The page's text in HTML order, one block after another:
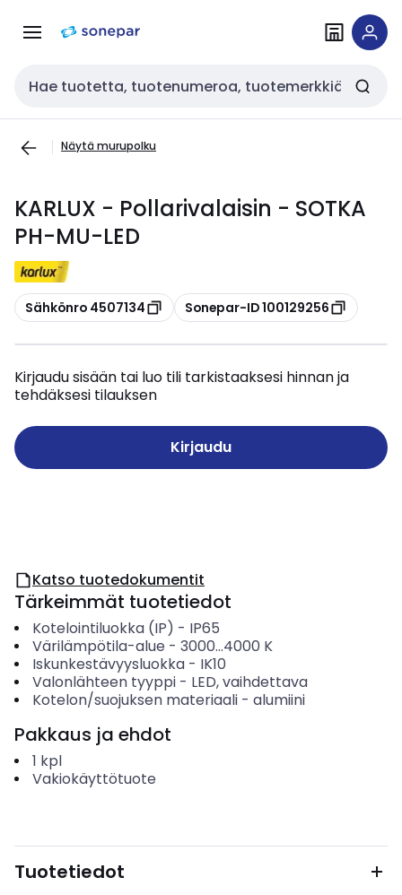
navigointiinsisältöön
Haku
Näytä murupolku
KARLUX - Pollarivalaisin - SOTKA
PH-MU-LED
Kopioi
Sähkönro 4507134 Kopioi
Sonepar-ID 100129256
Kirjaudu sisään tai luo tili tarkistaaksesi hinnan ja
tehdäksesi tilauksen
Kirjaudu
Katso tuotedokumentit
Tärkeimmät tuotetiedot
Kotelointiluokka (IP) - IP65
Värilämpötila-alue - 3000...4000 K
Iskunkestävyysluokka- IK10
Valonlähteen tyyppi- LED, vaihdettava
Kotelon/suojuksen materiaali- alumiini
Pakkaus ja ehdot
1 kpl
Vakiokäyttötuote
Tuotetiedot